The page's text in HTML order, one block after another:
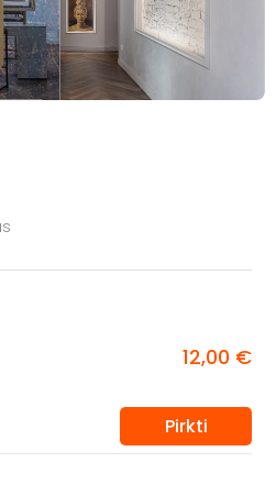
12,00 €
Pirkti